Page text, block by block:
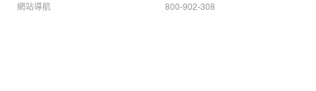
網站導航
800-902-308